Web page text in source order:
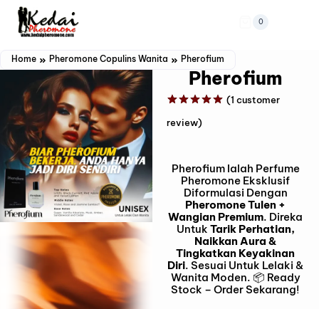
0
Home Pheromone Copulins Wanita Pherofium
Pherofium
Rated5.00
out of 5
(1 customer
review)
Pherofium Ialah Perfume
Pheromone Eksklusif
Diformulasi Dengan
Pheromone Tulen +
Wangian Premium. Direka
Untuk Tarik Perhatian,
Naikkan Aura &
Tingkatkan Keyakinan
Diri. Sesuai Untuk Lelaki &
Wanita Moden. 📦 Ready
Stock – Order Sekarang!